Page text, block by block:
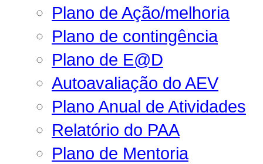
Plano de Ação/melhoria
Plano de contingência
Plano de E@D
Autoavaliação do AEV
Plano Anual de Atividades
Relatório do PAA
Plano de Mentoria